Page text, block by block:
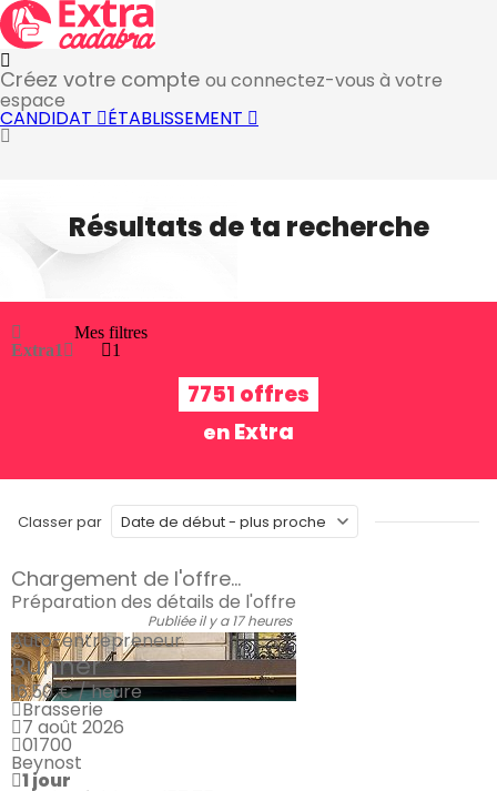
Créez votre compte ou connectez-vous à votre
espace
CANDIDAT ÉTABLISSEMENT
Résultats de ta recherche
Extra1
Mes filtres
1
7751 offres
en Extra
Classer par
Chargement de l'offre...
Préparation des détails de l'offre
Publiée il y a 17 heures
Auto-entrepreneur
Runner
16.50 € / heure
Brasserie
7 août 2026
01700
Beynost
1 jour